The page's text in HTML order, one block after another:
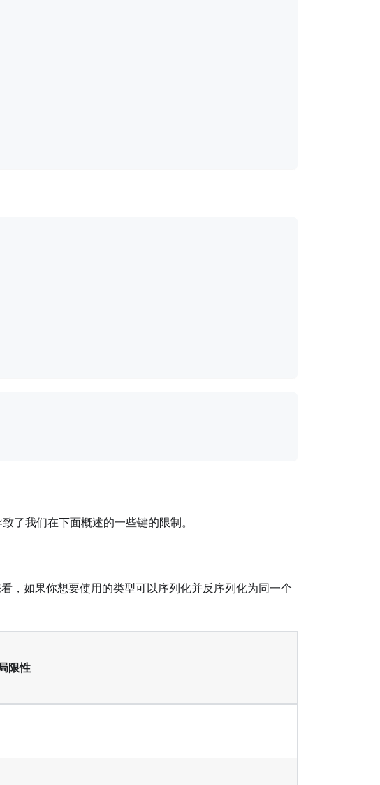
了我们在下面概述的一些键的限制。
，如果你想要使用的类型可以序列化并反序列化为同一个
限性